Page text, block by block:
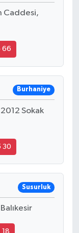
Caddesi,
66
Burhaniye
Sokak
30
Susurluk